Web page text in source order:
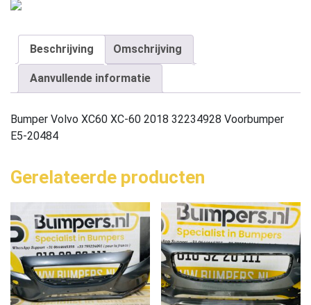
Beschrijving Omschrijving
Aanvullende informatie
Bumper Volvo XC60 XC-60 2018 32234928 Voorbumper
E5-20484
Gerelateerde producten